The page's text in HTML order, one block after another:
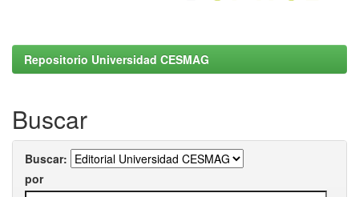
Repositorio Universidad CESMAG
Buscar
Buscar:
por